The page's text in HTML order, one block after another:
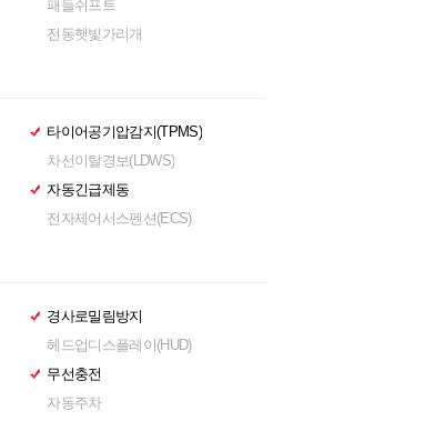
패들쉬프트
전동햇빛가리개
타이어공기압감지(TPMS)
차선이탈경보(LDWS)
자동긴급제동
전자제어서스펜션(ECS)
경사로밀림방지
헤드업디스플레이(HUD)
무선충전
자동주차